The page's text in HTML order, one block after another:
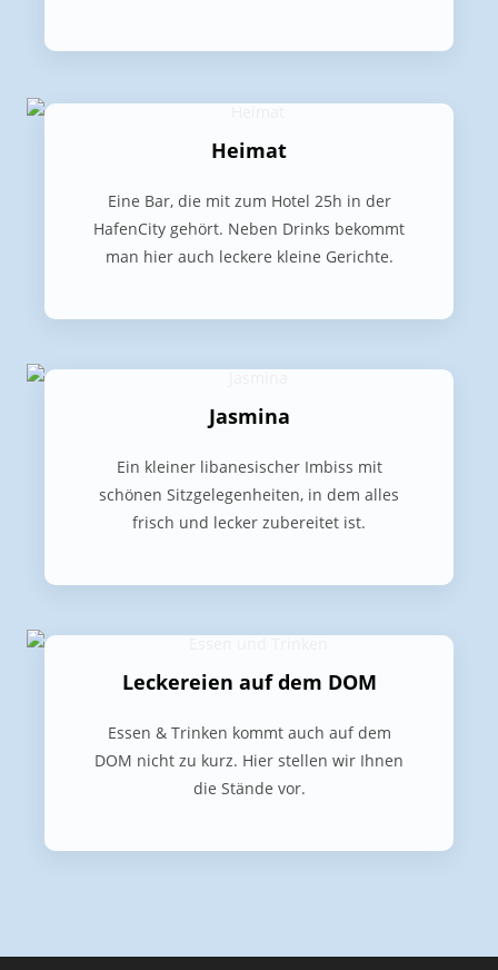
Heimat
Eine Bar, die mit zum Hotel 25h in der
HafenCity gehört. Neben Drinks bekommt
man hier auch leckere kleine Gerichte.
Jasmina
Ein kleiner libanesischer Imbiss mit
schönen Sitzgelegenheiten, in dem alles
frisch und lecker zubereitet ist.
Leckereien auf dem DOM
Essen & Trinken kommt auch auf dem
DOM nicht zu kurz. Hier stellen wir Ihnen
die Stände vor.